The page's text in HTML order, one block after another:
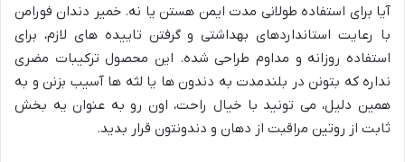
آیا برای استفاده طولانی مدت ایمن هستن یا نه. خمیر دندان فورامن
با رعایت استانداردهای بهداشتی و گرفتن تاییده های لازم، برای
استفاده روزانه و مداوم طراحی شده. این محصول ترکیبات مضری
نداره که بتونن در بلندمدت به دندون ها یا لثه ها آسیب بزنن و به
همین دلیل، می تونید با خیال راحت، اون رو به عنوان یه بخش
ثابت از روتین مراقبت از دهان و دندونتون قرار بدید.